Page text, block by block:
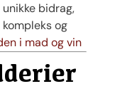
bidrag,
og
i mad og vin